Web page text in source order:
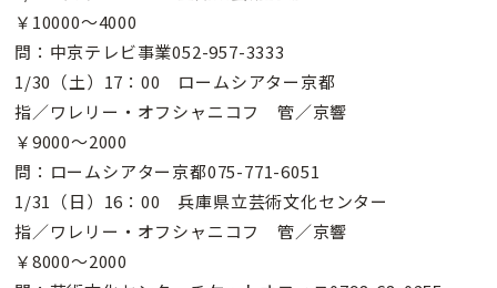
￥10000〜4000
問：中京テレビ事業052-957-3333
1/30（土）17：00 ロームシアター京都
指／ワレリー・オフシャニコフ 管／京響
￥9000〜2000
問：ロームシアター京都075-771-6051
1/31（日）16：00 兵庫県立芸術文化センター
指／ワレリー・オフシャニコフ 管／京響
￥8000〜2000